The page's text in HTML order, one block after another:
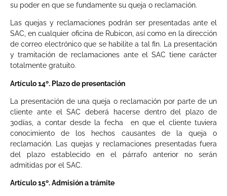
su poder en que se fundamente su queja o reclamación.
Las quejas y reclamaciones podrán ser presentadas ante el
SAC, en cualquier oficina de Rubicon, así como en la dirección
de correo electrónico que se habilite a tal fin. La presentación
y tramitación de reclamaciones ante el SAC tiene carácter
totalmente gratuito.
Artículo 14º. Plazo de presentación
La presentación de una queja o reclamación por parte de un
cliente ante el SAC deberá hacerse dentro del plazo de
30días, a contar desde la fecha en que el cliente tuviera
conocimiento de los hechos causantes de la queja o
reclamación. Las quejas y reclamaciones presentadas fuera
del plazo establecido en el párrafo anterior no serán
admitidas por el SAC.
Artículo 15º. Admisión a trámite